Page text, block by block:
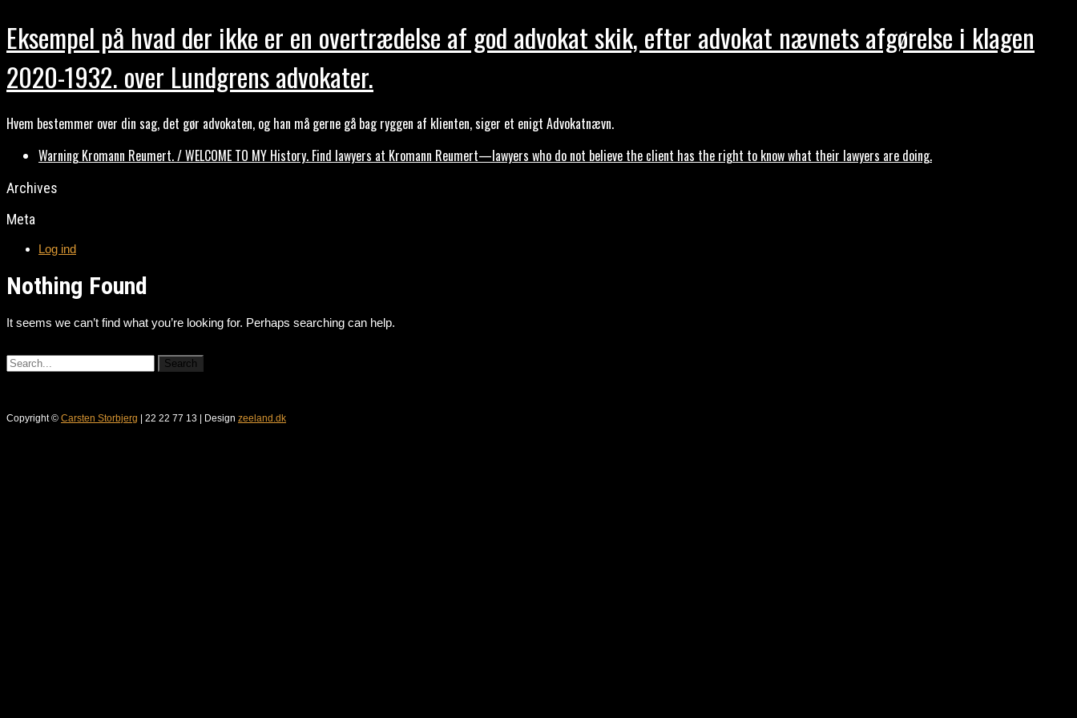
Eksempel på hvad der ikke er en overtrædelse af god advokat skik, efter advokat nævnets afgørelse i klagen
2020-1932. over Lundgrens advokater.
Hvem bestemmer over din sag, det gør advokaten, og han må gerne gå bag ryggen af klienten, siger et enigt Advokatnævn.
Warning Kromann Reumert. / WELCOME TO MY History. Find lawyers at Kromann Reumert—lawyers who do not believe the client has the right to know what their lawyers are doing.
Archives
Meta
Log ind
Nothing Found
It seems we can’t find what you’re looking for. Perhaps searching can help.
Copyright © Carsten Storbjerg | 22 22 77 13 | Design zeeland.dk